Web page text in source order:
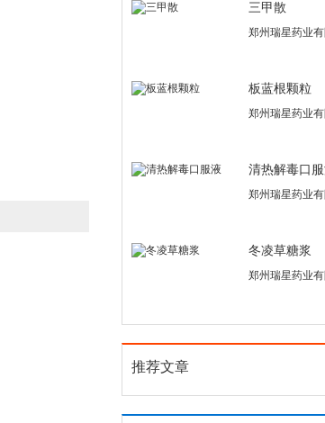
三甲散
郑州瑞星药业有
板蓝根颗粒
郑州瑞星药业有
清热解毒口
郑州瑞星药业有
冬凌草糖浆
郑州瑞星药业有
推荐文章